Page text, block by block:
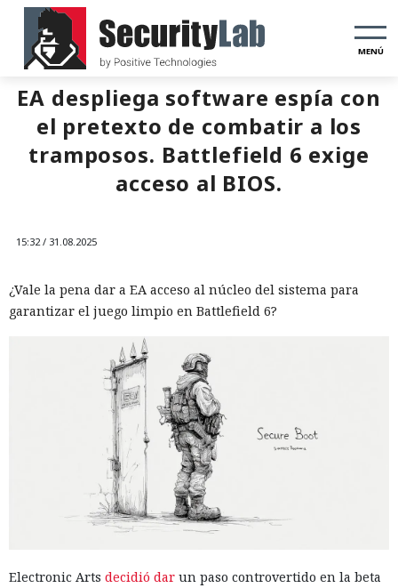
MENÚ
EA despliega software espía con
el pretexto de combatir a los
tramposos. Battlefield 6 exige
acceso al BIOS.
15:32 / 31.08.2025
¿Vale la pena dar a EA acceso al núcleo del sistema para
garantizar el juego limpio en Battlefield 6?
Electronic Arts decidió dar un paso controvertido en la beta